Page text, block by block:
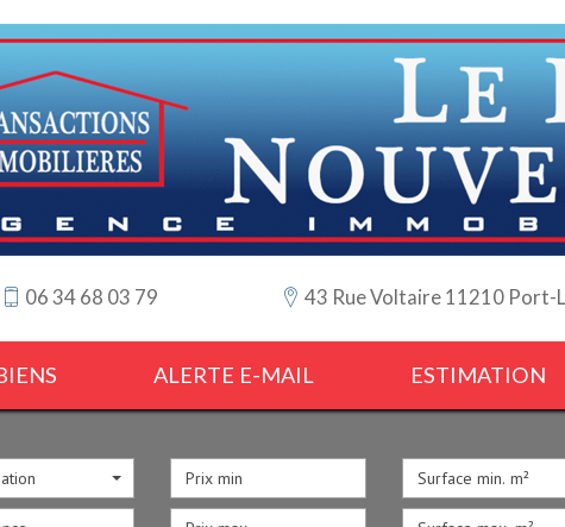
06 34 68 03 79 43 Rue Voltaire 11210 Port-
ALERTE E-MAIL ESTIMATION